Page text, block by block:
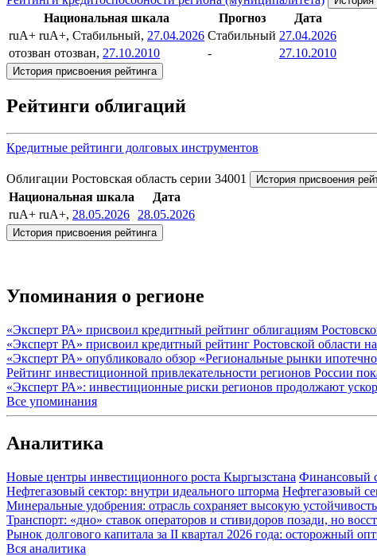
Национальная шкала Прогноз
Дата
ruA+ ruA+, Стабильный, 27.04.2026 Стабильный 27.04.2026
отозван отозван, 27.10.2010 - 27.10.2010
История присвоения рейтинга
Рейтинги облигаций
Кредитные рейтинги долговых инструментов
Облигации Ростовская область серии 34001 История присвоения
Национальная шкала
Дата
ruA+ ruA+, 28.05.2026 28.05.2026
История присвоения рейтинга
Упоминания о регионе
«Эксперт РА» присвоил кредитный рейтинг облигациям
«Эксперт РА» присвоил кредитный рейтинг Ростовской области
«Эксперт РА» опубликовало обзор «Региональные рынки
Рейтинг инвестиционной привлекательности регионов России
«Эксперт РА»: инвестиционные риски регионов продолжают
Все упоминания
Аналитика
Новые центры инвестиционного роста Кыргызстана Финансовый
Нефтегазовый сектор: внутри идеального шторма Нефтегазовый
Минеральные удобрения: отрасль сохраняет высокую
Транспорт: «дно» ставок операторов и стивидоров позади, но
Рынок долгового капитала за II квартал 2026 года: осторожный
Вся аналитика